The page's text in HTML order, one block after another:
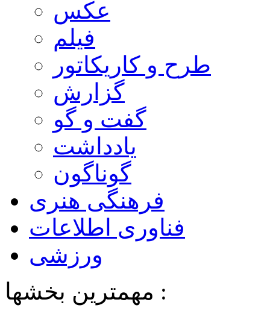
عکس
فیلم
طرح و کاریکاتور
گزارش
گفت و گو
یادداشت
گوناگون
فرهنگی هنری
فناوری اطلاعات
ورزشی
مهمترین بخشها :